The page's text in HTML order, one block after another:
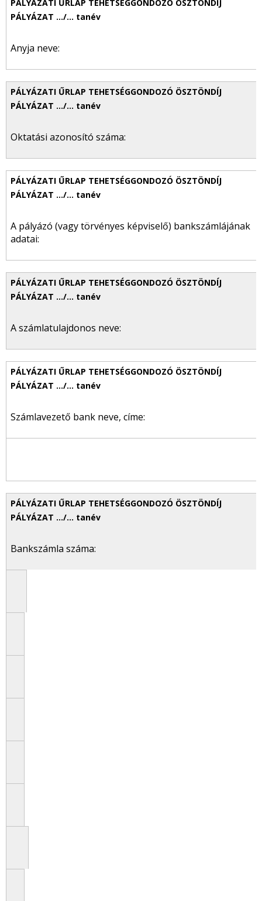
Anyja neve:
Oktatási azonosító száma:
A pályázó (vagy törvényes képviselő) bankszámlájának
adatai:
A számlatulajdonos neve:
Számlavezető bank neve, címe:
Bankszámla száma: